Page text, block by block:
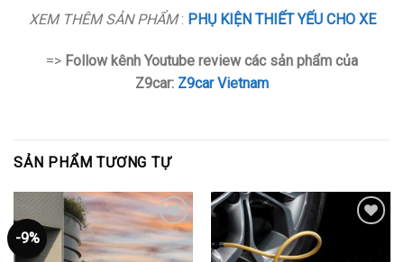
XEM THÊM SẢN PHẨM: PHỤ KIỆN THIẾT YẾU CHO XE
=> Follow kênh Youtube review các sản phẩm của
Z9car: Z9car Vietnam
SẢN PHẨM TƯƠNG TỰ
-9%
Thêm
vào